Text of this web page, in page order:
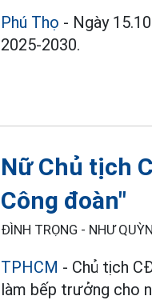
Phú Thọ - Ngày
2025-2030.
Nữ Chủ tịch
Công đoàn"
ĐÌNH TRỌNG - NHƯ
TPHCM - Chủ tịch
làm bếp trưởng cho